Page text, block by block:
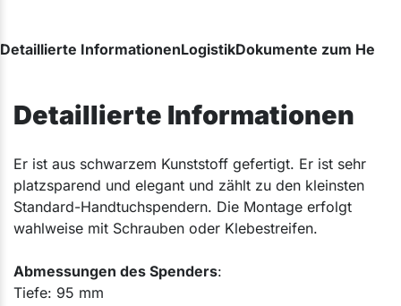
Detaillierte InformationenLogistikDokumente zum
Detaillierte Informationen
Er ist aus schwarzem Kunststoff gefertigt. Er ist sehr
platzsparend und elegant und zählt zu den kleinsten
Standard-Handtuchspendern. Die Montage erfolgt
wahlweise mit Schrauben oder Klebestreifen.
Abmessungen des Spenders:
Tiefe: 95 mm